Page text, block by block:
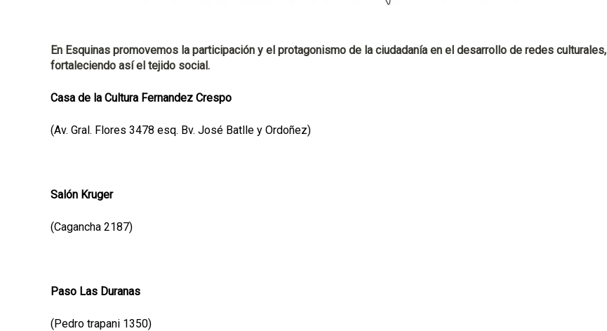
En Esquinas promovemos la participación y el protagonismo de la ciudadanía en el desarrollo de redes culturales,
fortaleciendo así el tejido social.
Casa de la Cultura Fernandez Crespo
(Av. Gral. Flores 3478 esq. Bv. José Batlle y Ordoñez)
Salón Kruger
(Cagancha 2187)
Paso Las Duranas
(Pedro trapani 1350)